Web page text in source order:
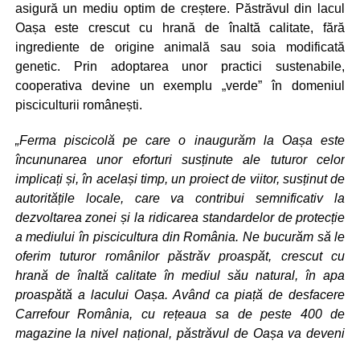
asigură un mediu optim de creștere. Păstrăvul din lacul
Oașa este crescut cu hrană de înaltă calitate, fără
ingrediente de origine animală sau soia modificată
genetic. Prin adoptarea unor practici sustenabile,
cooperativa devine un exemplu „verde” în domeniul
pisciculturii românești.
„Ferma piscicolă pe care o inaugurăm la Oașa este
încununarea unor eforturi susținute ale tuturor celor
implicați și, în același timp, un proiect de viitor, susținut de
autoritățile locale, care va contribui semnificativ la
dezvoltarea zonei și la ridicarea standardelor de protecție
a mediului în piscicultura din România. Ne bucurăm să le
oferim tuturor românilor păstrăv proaspăt, crescut cu
hrană de înaltă calitate în mediul său natural, în apa
proaspătă a lacului Oașa. Având ca piață de desfacere
Carrefour România, cu rețeaua sa de peste 400 de
magazine la nivel național, păstrăvul de Oașa va deveni